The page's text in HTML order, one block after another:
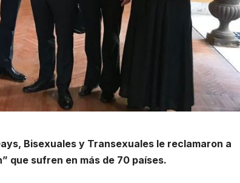
Bisexuales y Transexuales le reclamaron a
que sufren en más de 70 países.